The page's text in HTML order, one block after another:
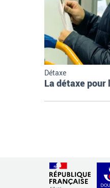
Détaxe
La détaxe pour